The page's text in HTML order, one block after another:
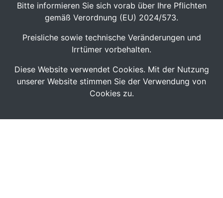
Bitte informieren Sie sich vorab über Ihre Pflichten
gemäß Verordnung (EU) 2024/573.
Preisliche sowie technische Veränderungen und
Irrtümer vorbehalten.
Diese Website verwendet Cookies. Mit der Nutzung
unserer Website stimmen Sie der Verwendung von
Cookies zu.